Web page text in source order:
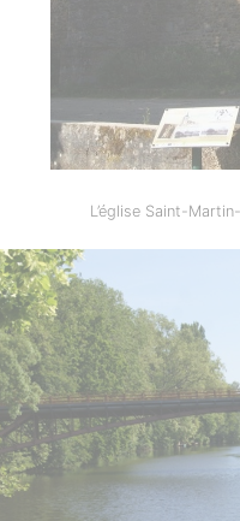
L’église Saint-